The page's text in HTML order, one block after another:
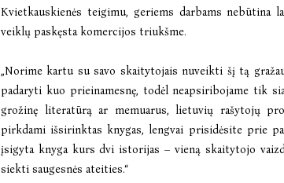
Kvietkauskienės teigimu, geriems darbams nebūtina
veiklų paskęsta komercijos triukšme.
„Norime kartu su savo skaitytojais nuveikti šį tą
padaryti kuo prieinamesnę, todėl neapsiribojame tik
grožinę literatūrą ar memuarus, lietuvių rašytojų
pirkdami išsirinktas knygas, lengvai prisidėsite prie
įsigyta knyga kurs dvi istorijas – vieną skaitytojo
siekti saugesnės ateities.“